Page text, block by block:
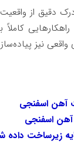
دقیق از
نیز
آهن اسفنجی
آهن اسفنجی
زیرساخت